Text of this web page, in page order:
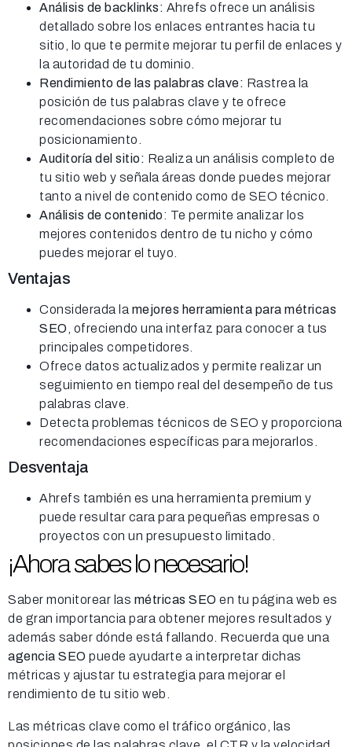
Análisis de backlinks: Ahrefs ofrece un análisis
detallado sobre los enlaces entrantes hacia tu
sitio, lo que te permite mejorar tu perfil de enlaces y
la autoridad de tu dominio.
Rendimiento de las palabras clave: Rastrea la
posición de tus palabras clave y te ofrece
recomendaciones sobre cómo mejorar tu
posicionamiento.
Auditoría del sitio: Realiza un análisis completo de
tu sitio web y señala áreas donde puedes mejorar
tanto a nivel de contenido como de SEO técnico.
Análisis de contenido: Te permite analizar los
mejores contenidos dentro de tu nicho y cómo
puedes mejorar el tuyo.
Ventajas
Considerada la mejores herramienta para métricas
SEO , ofreciendo una interfaz para conocer a tus
principales competidores.
Ofrece datos actualizados y permite realizar un
seguimiento en tiempo real del desempeño de tus
palabras clave.
Detecta problemas técnicos de SEO y proporciona
recomendaciones específicas para mejorarlos.
Desventaja
Ahrefs también es una herramienta premium y
puede resultar cara para pequeñas empresas o
proyectos con un presupuesto limitado.
¡Ahora sabes lo necesario!
Saber monitorear las métricas SEO en tu página web es
de gran importancia para obtener mejores resultados y
además saber dónde está fallando. Recuerda que una
agencia SEO puede ayudarte a interpretar dichas
métricas y ajustar tu estrategia para mejorar el
rendimiento de tu sitio web.
Las métricas clave como el tráfico orgánico, las